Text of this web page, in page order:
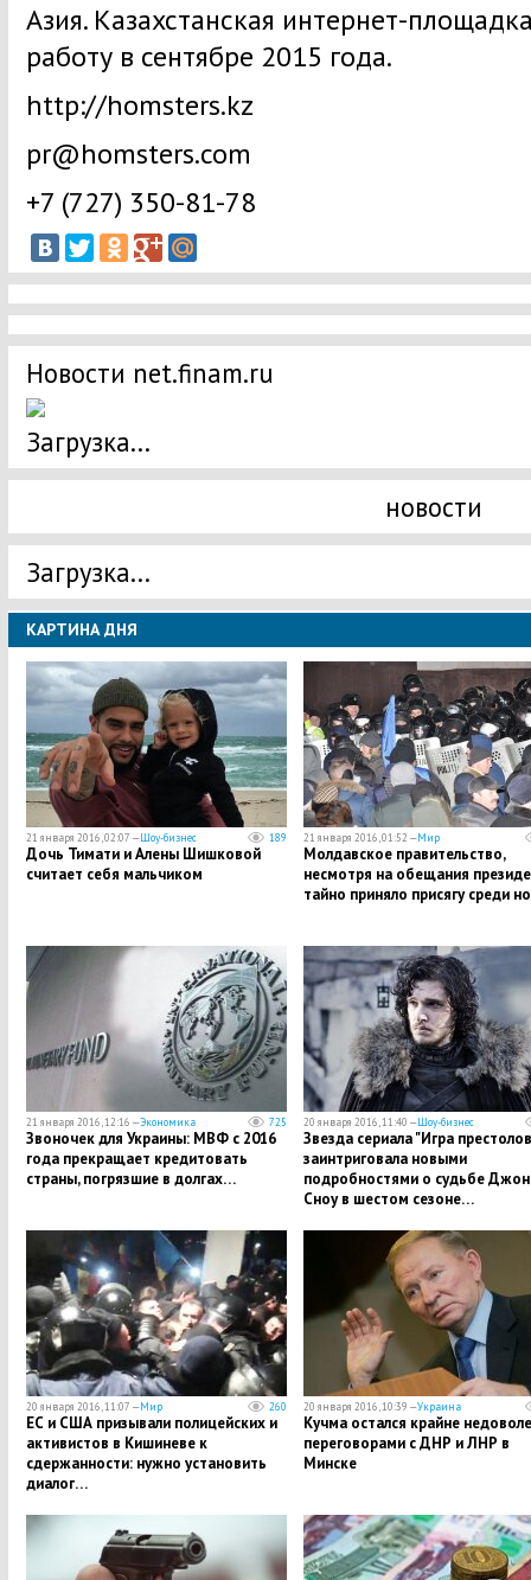
Азия. Казахстанская интернет-
работу в сентябре 2015 года.
http://homsters.kz
pr@homsters.com
+7 (727) 350-81-78
Новости net.finam.ru
Загрузка...
новости
Загрузка...
КАРТИНА ДНЯ
21 января 2016, 02:07 —Шоу-бизнес 189
Дочь Тимати и Алены Шишковой
считает себя мальчиком
21 января 2016, 01:52 —Мир
Молдавское правительство,
несмотря на обещания
тайно приняло присягу среди
21 января 2016, 12:16 —Экономика 725
Звоночек для Украины: МВФ с 2016
года прекращает кредитовать
страны, погрязшие в долгах…
20 января 2016, 11:40 —Шоу-бизнес
Звезда сериала "Игра
заинтриговала новыми
подробностями о судьбе
Сноу в шестом сезоне…
20 января 2016, 11:07 —Мир 260
ЕС и США призывали полицейских и
активистов в Кишиневе к
сдержанности: нужно установить
диалог…
20 января 2016, 10:39 —Украина
Кучма остался крайне
переговорами с ДНР и ЛНР в
Минске